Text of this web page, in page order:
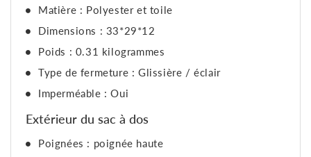
Matière : Polyester et toile
Dimensions : 33*29*12
Poids : 0.31 kilogrammes
Type de fermeture : Glissière / éclair
Imperméable : Oui
Extérieur du sac à dos
Poignées : poignée haute